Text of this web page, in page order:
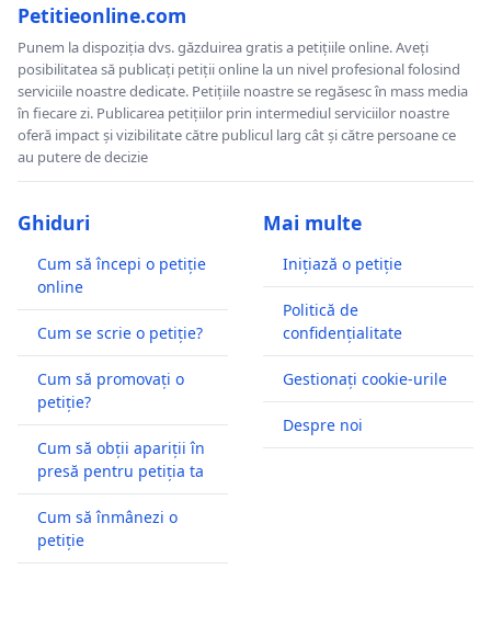
Petitieonline.com
Punem la dispoziția dvs. găzduirea gratis a petițiile online. Aveți
posibilitatea să publicați petiții online la un nivel profesional folosind
serviciile noastre dedicate. Petițiile noastre se regăsesc în mass media
în fiecare zi. Publicarea petițiilor prin intermediul serviciilor noastre
oferă impact și vizibilitate către publicul larg cât și către persoane ce
au putere de decizie
Ghiduri
Cum să începi o petiție
online
Cum se scrie o petiție?
Cum să promovați o
petiție?
Cum să obții apariții în
presă pentru petiția ta
Cum să înmânezi o
petiție
Mai multe
Inițiază o petiție
Politică de
confidențialitate
Gestionați cookie-urile
Despre noi